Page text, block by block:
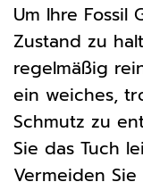
Um Ihre Fossil
Zustand zu
regelmäßig
ein weiches,
Schmutz zu
Sie das Tuch
Vermeiden